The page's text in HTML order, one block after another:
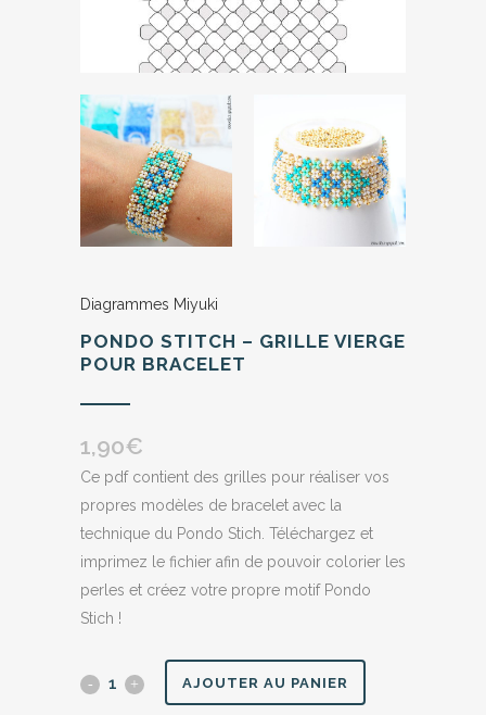
Diagrammes Miyuki
PONDO STITCH – GRILLE VIERGE
POUR BRACELET
1,90€
Ce pdf contient des grilles pour réaliser vos
propres modèles de bracelet avec la
technique du Pondo Stich. Téléchargez et
imprimez le fichier afin de pouvoir colorier les
perles et créez votre propre motif Pondo
Stich !
Pondo AJOUTER AU PANIER